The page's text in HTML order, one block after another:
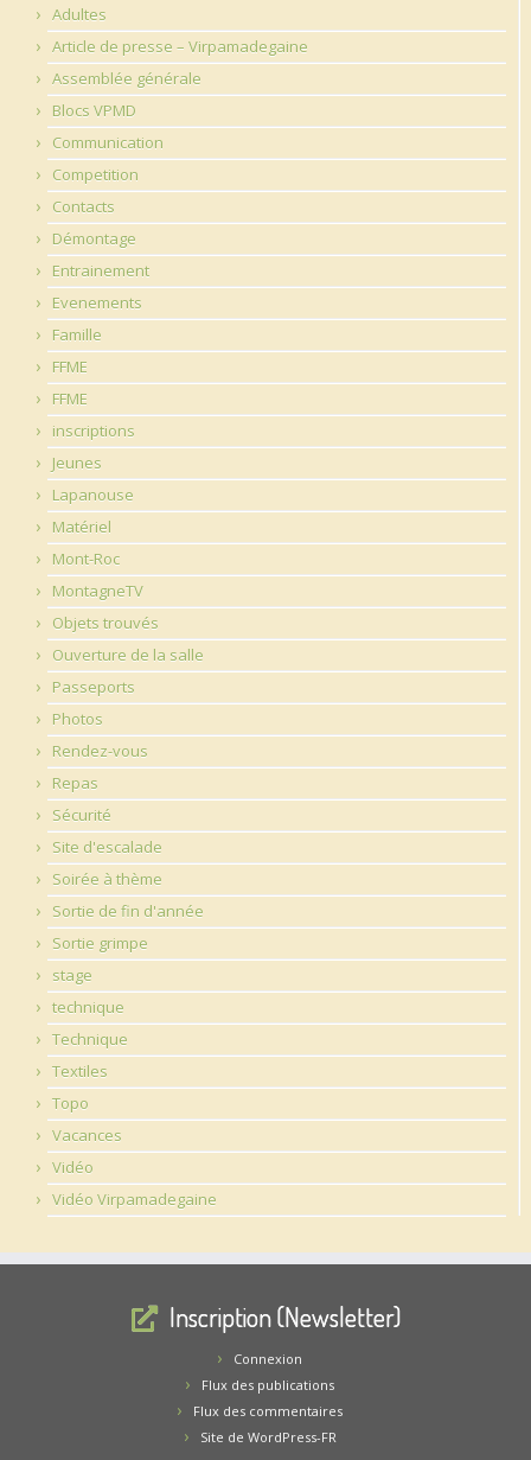
Adultes
Article de presse – Virpamadegaine
Assemblée générale
Blocs VPMD
Communication
Competition
Contacts
Démontage
Entrainement
Evenements
Famille
FFME
FFME
inscriptions
Jeunes
Lapanouse
Matériel
Mont-Roc
MontagneTV
Objets trouvés
Ouverture de la salle
Passeports
Photos
Rendez-vous
Repas
Sécurité
Site d'escalade
Soirée à thème
Sortie de fin d'année
Sortie grimpe
stage
technique
Technique
Textiles
Topo
Vacances
Vidéo
Vidéo Virpamadegaine
Inscription (Newsletter)
Connexion
Flux des publications
Flux des commentaires
Site de WordPress-FR